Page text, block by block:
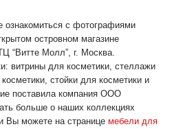
ознакомиться с фотографиями
островном магазине
“Витте Молл”, г. Москва.
витрины для косметики, стеллажи
стойки для косметики и
поставила компания ООО
больше о наших коллекциях
Вы можете на странице мебели для